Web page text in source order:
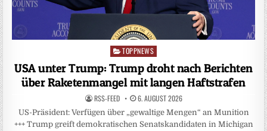
Posted
in
TOPPNEWS
USA unter Trump: Trump droht nach Berichten
über Raketenmangel mit langen Haftstrafen
RSS-FEED 6. AUGUST 2026
US-Präsident: Verfügen über „gewaltige Mengen“ an Munition
+++ Trump greift demokratischen Senatskandidaten in Michigan